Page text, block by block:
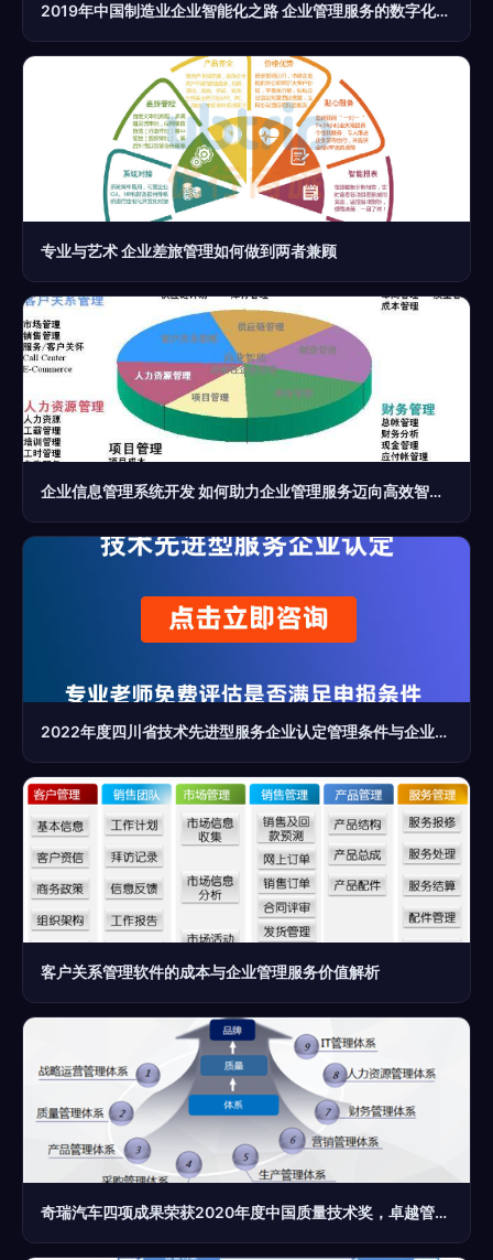
2019年中国制造业企业智能化之路 企业管理服务的数字化赋能与进化
专业与艺术 企业差旅管理如何做到两者兼顾
企业信息管理系统开发 如何助力企业管理服务迈向高效智能化？
2022年度四川省技术先进型服务企业认定管理条件与企业管理服务要求解析
客户关系管理软件的成本与企业管理服务价值解析
奇瑞汽车四项成果荣获2020年度中国质量技术奖，卓越管理驱动品质飞跃